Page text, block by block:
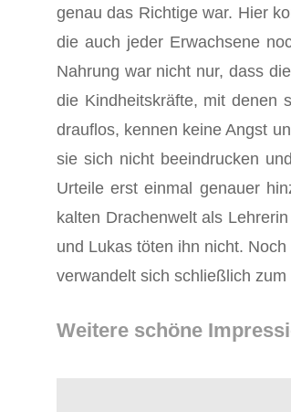
genau das Richtige war. Hier
die auch jeder Erwachsene
Nahrung war nicht nur, dass
die Kindheitskräfte, mit denen
drauflos, kennen keine Angst
sie sich nicht beeindrucken
Urteile erst einmal genauer
kalten Drachenwelt als
und Lukas töten ihn nicht.
verwandelt sich schließlich
Weitere schöne